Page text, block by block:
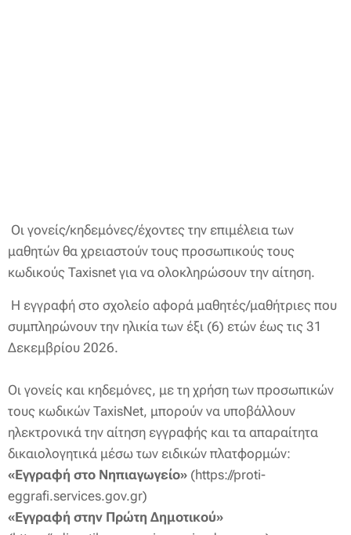
Οι γονείς/κηδεμόνες/έχοντες την επιμέλεια των
μαθητών θα χρειαστούν τους προσωπικούς τους
κωδικούς Taxisnet για να ολοκληρώσουν την αίτηση.
Η εγγραφή στο σχολείο αφορά μαθητές/μαθήτριες που
συμπληρώνουν την ηλικία των έξι (6) ετών έως τις 31
Δεκεμβρίου 2026.
Οι γονείς και κηδεμόνες, με τη χρήση των προσωπικών
τους κωδικών TaxisNet, μπορούν να υποβάλλουν
ηλεκτρονικά την αίτηση εγγραφής και τα απαραίτητα
δικαιολογητικά μέσω των ειδικών πλατφορμών:
«Εγγραφή στο Νηπιαγωγείο» (https://proti-
eggrafi.services.gov.gr)
«Εγγραφή στην Πρώτη Δημοτικού»